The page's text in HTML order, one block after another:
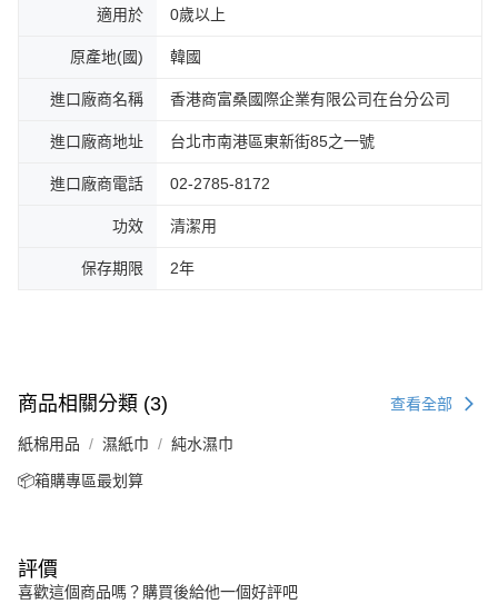
適用於 0歲以上
原產地(國) 韓國
進口廠商名稱 香港商富桑國際企業有限公司在台分公司
進口廠商地址 台北市南港區東新街85之一號
進口廠商電話 02-2785-8172
功效 清潔用
保存期限 2年
商品相關分類 (3) 查看全部
紙棉用品 濕紙巾 純水濕巾
📦箱購專區最划算
評價
喜歡這個商品嗎？購買後給他一個好評吧